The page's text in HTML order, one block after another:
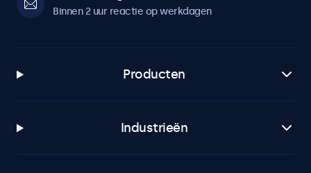
Binnen 2 uur reactie op werkdagen
Producten
Industrieën